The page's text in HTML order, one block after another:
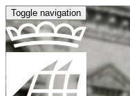
Toggle navigation